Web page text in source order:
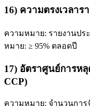
16) ความตรงเวลาร
ความหมาย: รายงานปร
หมาย: ≥ 95% ตลอดปี
17) อัตราศูนย์การห
CCP)
ความหมาย: จำนวนการ